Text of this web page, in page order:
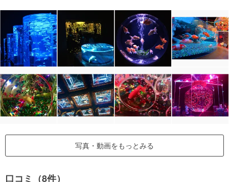
写真・動画をもっとみる
口コミ（8件）